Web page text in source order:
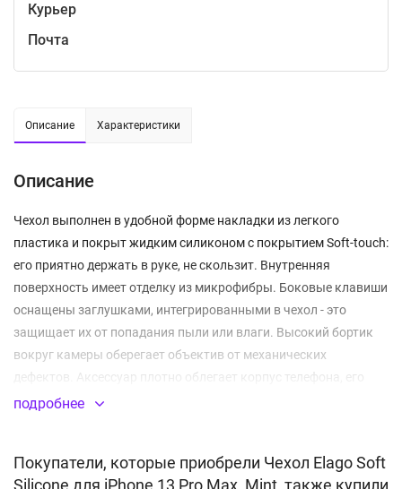
Курьер
Почта
Описание Характеристики
Описание
Чехол выполнен в удобной форме накладки из легкого
пластика и покрыт жидким силиконом с покрытием Soft-touch:
его приятно держать в руке, не скользит. Внутренняя
поверхность имеет отделку из микрофибры. Боковые клавиши
оснащены заглушками, интегрированными в чехол - это
защищает их от попадания пыли или влаги. Высокий бортик
вокруг камеры оберегает объектив от механических
дефектов. Аксессуар плотно облегает корпус телефона, его
конструкция отлично защищает от разнообразных
и NFC, его не нужно снимать.
подробнее
Покупатели, которые приобрели Чехол Elago Soft
Silicone для iPhone 13 Pro Max, Mint, также купили